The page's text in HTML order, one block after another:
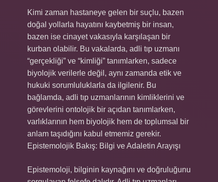
Kimi zaman hastaneye gelen bir suçlu, bazen
doğal yollarla hayatını kaybetmiş bir insan,
bazen ise cinayet vakasıyla karşılaşan bir
kurban olabilir. Bu vakalarda, adli tıp uzmanı
“gerçekliği” ve “kimliği” tanımlarken, sadece
biyolojik verilerle değil, aynı zamanda etik ve
hukuki sorumluluklarla da ilgilenir. Bu
bağlamda, adli tıp uzmanlarının kimliklerini ve
görevlerini ontolojik bir açıdan tanımlarken,
varlıklarının hem biyolojik hem de toplumsal bir
anlam taşıdığını kabul etmemiz gerekir.
Epistemolojik Bakış: Bilgi ve Adaletin Arayışı
Epistemoloji, bilginin kaynağını ve doğruluğunu